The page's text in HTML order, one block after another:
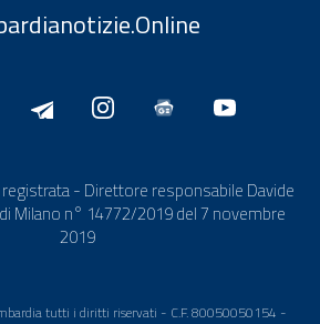
- Direttore responsabile Davide
Milano n° 14772/2019 del 7 novembre
2019
tutti i diritti riservati - C.F. 80050050154 -